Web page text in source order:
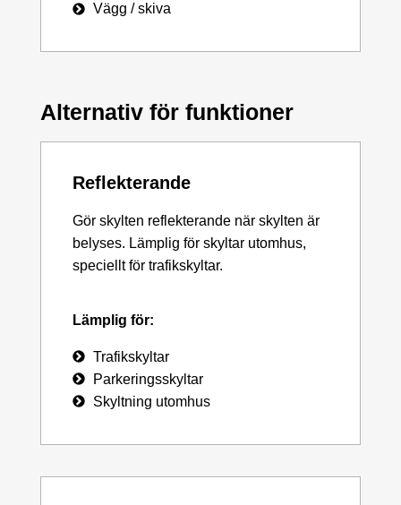
Vägg / skiva
Alternativ för funktioner
Reflekterande
Gör skylten reflekterande när skylten är
belyses. Lämplig för skyltar utomhus,
speciellt för trafikskyltar.
Lämplig för:
Trafikskyltar
Parkeringsskyltar
Skyltning utomhus